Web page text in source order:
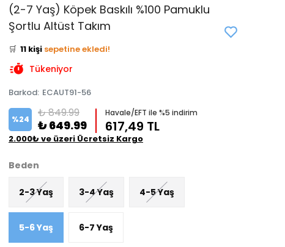
(2-7 Yaş) Köpek Baskılı %100 Pamuklu
Şortlu Altüst Takım
👀 Şu an 2 kişi
inceliyor!
⭐️
🛒 11 kişi sepetine ekledi!
✅ Bugün 8 adet
Tükeniyor
Barkod: ECAUT91-56
%24 ₺ 849.99
₺ 649.99
Havale/EFT ile %5 indirim
617,49 TL
2.000₺ ve üzeri Ücretsiz Kargo
Beden
2-3 Yaş 3-4 Yaş 4-5 Yaş
5-6 Yaş 6-7 Yaş